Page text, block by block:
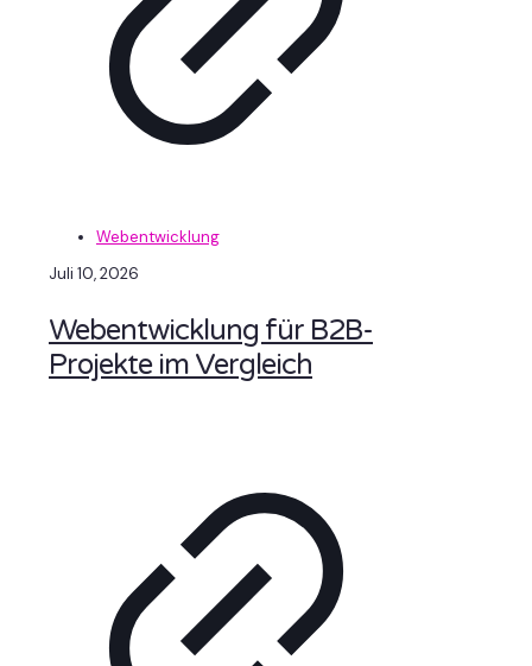
Webentwicklung
Juli 10, 2026
Webentwicklung für B2B-
Projekte im Vergleich